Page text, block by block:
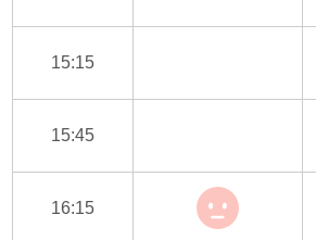
15:15
15:45
16:15